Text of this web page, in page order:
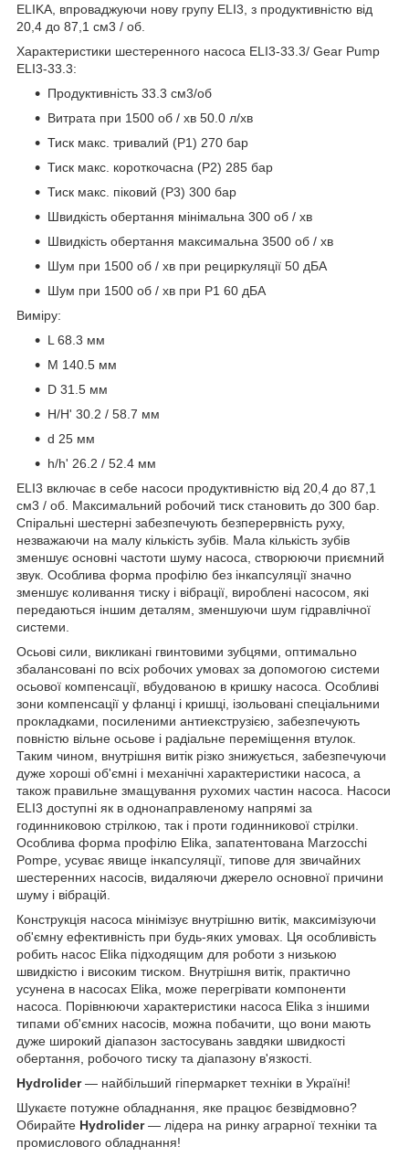
ELIKA, впроваджуючи нову групу ELI3, з продуктивністю від
20,4 до 87,1 см3 / об.
Характеристики шестеренного насоса ELI3-33.3/ Gear Pump
ELI3-33.3:
Продуктивність 33.3 см3/об
Витрата при 1500 об / хв 50.0 л/хв
Тиск макс. тривалий (Р1) 270 бар
Тиск макс. короткочасна (Р2) 285 бар
Тиск макс. піковий (Р3) 300 бар
Швидкість обертання мінімальна 300 об / хв
Швидкість обертання максимальна 3500 об / хв
Шум при 1500 об / хв при рециркуляції 50 дБА
Шум при 1500 об / хв при P1 60 дБА
Виміру:
L 68.3 мм
M 140.5 мм
D 31.5 мм
H/H' 30.2 / 58.7 мм
d 25 мм
h/h' 26.2 / 52.4 мм
ELI3 включає в себе насоси продуктивністю від 20,4 до 87,1
см3 / об. Максимальний робочий тиск становить до 300 бар.
Спіральні шестерні забезпечують безперервність руху,
незважаючи на малу кількість зубів. Мала кількість зубів
зменшує основні частоти шуму насоса, створюючи приємний
звук. Особлива форма профілю без інкапсуляції значно
зменшує коливання тиску і вібрації, вироблені насосом, які
передаються іншим деталям, зменшуючи шум гідравлічної
системи.
Осьові сили, викликані гвинтовими зубцями, оптимально
збалансовані по всіх робочих умовах за допомогою системи
осьової компенсації, вбудованою в кришку насоса. Особливі
зони компенсації у фланці і кришці, ізольовані спеціальними
прокладками, посиленими антиекструзією, забезпечують
повністю вільне осьове і радіальне переміщення втулок.
Таким чином, внутрішня витік різко знижується, забезпечуючи
дуже хороші об'ємні і механічні характеристики насоса, а
також правильне змащування рухомих частин насоса. Насоси
ELI3 доступні як в однонаправленому напрямі за
годинниковою стрілкою, так і проти годинникової стрілки.
Особлива форма профілю Elika, запатентована Marzocchi
Pompe, усуває явище інкапсуляції, типове для звичайних
шестеренних насосів, видаляючи джерело основної причини
шуму і вібрацій.
Конструкція насоса мінімізує внутрішню витік, максимізуючи
об'ємну ефективність при будь-яких умовах. Ця особливість
робить насос Elika підходящим для роботи з низькою
швидкістю і високим тиском. Внутрішня витік, практично
усунена в насосах Elika, може перегрівати компоненти
насоса. Порівнюючи характеристики насоса Elika з іншими
типами об'ємних насосів, можна побачити, що вони мають
дуже широкий діапазон застосувань завдяки швидкості
обертання, робочого тиску та діапазону в'язкості.
Hydrolider— найбільший гіпермаркет техніки в Україні!
Шукаєте потужне обладнання, яке працює безвідмовно?
Обирайте Hydrolider— лідера на ринку аграрної техніки та
промислового обладнання!